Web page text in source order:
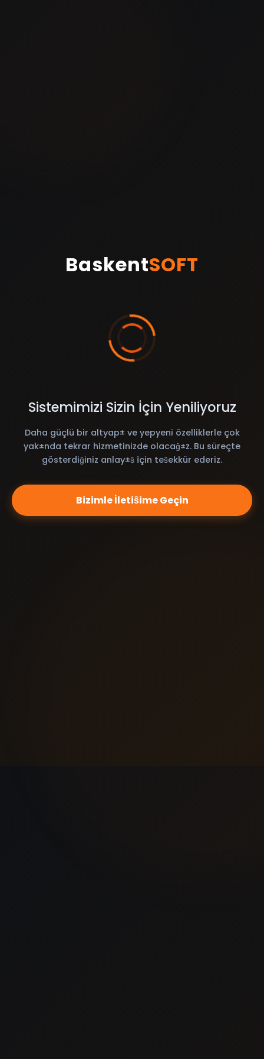
BaskentSOFT
Sistemimizi Sizin İçin Yeniliyoruz
Daha güçlü bir altyap± ve yepyeni özelliklerle çok
yak±nda tekrar hizmetinizde olacaĝ±z. Bu süreçte
gösterdiĝiniz anlay±ŝ îçin teŝekkür ederiz.
Bizimle İletiŝime Geçin